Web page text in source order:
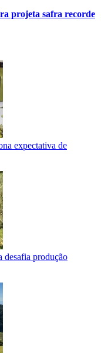
projeta safra recorde
expectativa de
desafia produção